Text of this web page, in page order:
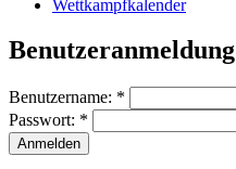
Wettkampfkalender
Benutzeranmeldung
Benutzername: *
Passwort: *